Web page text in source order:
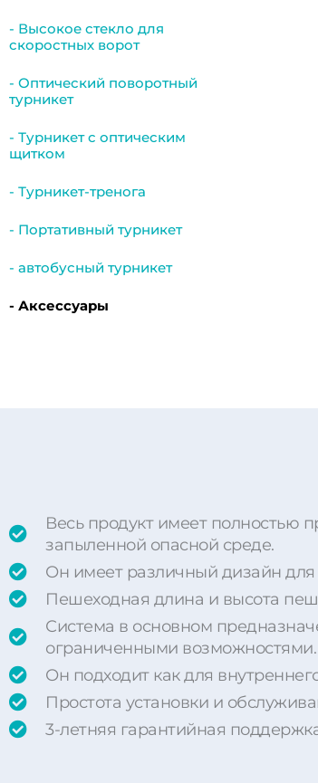
- Высокое стекло для
скоростных ворот
- Оптический поворотный
турникет
- Турникет с оптическим
щитком
- Турникет-тренога
- Портативный турникет
- автобусный турникет
- Аксессуары
Весь продукт имеет полностью
запыленной опасной среде.
Он имеет различный дизайн для
Пешеходная длина и высота
Система в основном
ограниченными возможностями.
Он подходит как для
Простота установки и
3-летняя гарантийная